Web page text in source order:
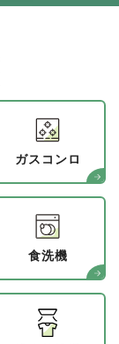
ガスコンロ
食洗機